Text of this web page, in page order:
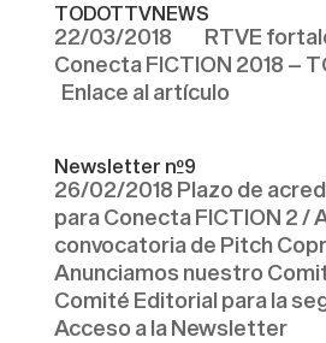
TODOTTVNEWS
22/03/2018 RTVE
Conecta FICTION 2018 –
Enlace al artículo
Newsletter nº9
26/02/2018 Plazo de
para Conecta FICTION 2 /
convocatoria de Pitch
Anunciamos nuestro
Comité Editorial para la
Acceso a la Newsletter